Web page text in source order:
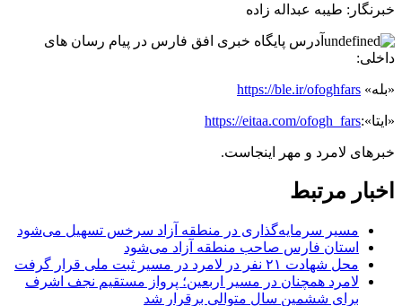
خبرنگار: طیبه عبداله زاده
آدرس پایگاه خبری افق فارس در پیام رسان های
داخلی:
«بله» https://ble.ir/ofoghfars
«ایتا»:https://eitaa.com/ofogh_fars
خبرهای لامرد و مهر اینجاست.
اخبار مرتبط
مسیر سرمایه‌گذاری در منطقه آزاد سرخس تسهیل می‌شود
استان فارس صاحب منطقه آزاد می‌شود
محل شهادت ۲۱ نفر در لامرد در مسیر ثبت ملی قرار گرفت
لامرد همچنان در مسیر اربعین؛ پرواز مستقیم نجف اشرف
برای ششمین سال متوالی برقرار شد